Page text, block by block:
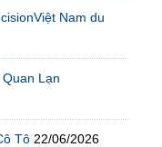
Nam du
Lạn
Tô 22/06/2026